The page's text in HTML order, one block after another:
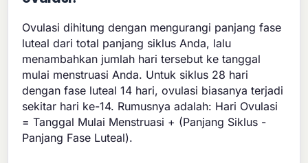
Ovulasi dihitung dengan mengurangi panjang fase
luteal dari total panjang siklus Anda, lalu
menambahkan jumlah hari tersebut ke tanggal
mulai menstruasi Anda. Untuk siklus 28 hari
dengan fase luteal 14 hari, ovulasi biasanya terjadi
sekitar hari ke-14. Rumusnya adalah: Hari Ovulasi
= Tanggal Mulai Menstruasi + (Panjang Siklus -
Panjang Fase Luteal).